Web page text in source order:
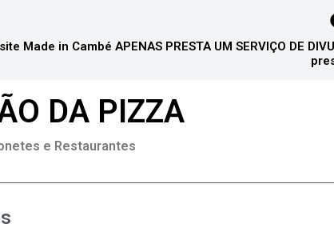
Made in Cambé APENAS PRESTA UM SERVIÇO DE
DA PIZZA
e Restaurantes